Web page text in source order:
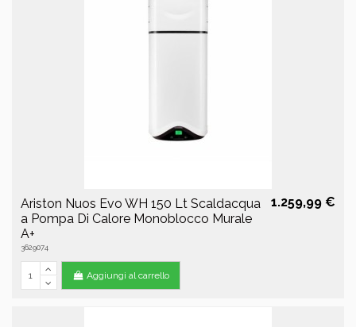
Ariston Nuos Evo WH 150 Lt Scaldacqua
a Pompa Di Calore Monoblocco Murale
A+
3629074
1.259,99 €
Aggiungi al carrello